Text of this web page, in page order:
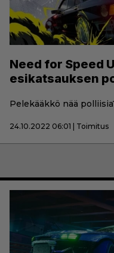
Need for Speed
esikatsauksen
Pelekääkkö nää
24.10.2022 06:01 | Toimitus